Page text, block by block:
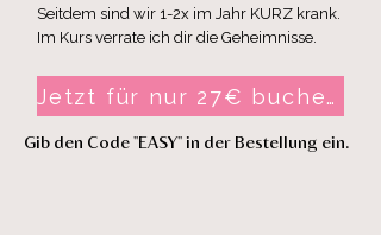
Seitdem sind wir 1-2x im Jahr KURZ krank.
Im Kurs verrate ich dir die Geheimnisse.
Jetzt für nur 27€ buchen
Gib den Code "EASY" in der Bestellung ein.